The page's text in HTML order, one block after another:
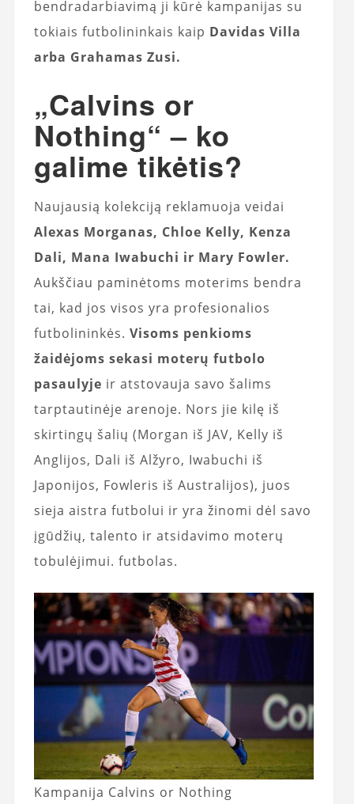
bendradarbiavimą ji kūrė kampanijas su
tokiais futbolininkais kaip Davidas Villa
arba Grahamas Zusi.
„Calvins or
Nothing“ – ko
galime tikėtis?
Naujausią kolekciją reklamuoja veidai
Alexas Morganas, Chloe Kelly, Kenza
Dali, Mana Iwabuchi ir Mary Fowler.
Aukščiau paminėtoms moterims bendra
tai, kad jos visos yra profesionalios
futbolininkės. Visoms penkioms
žaidėjoms sekasi moterų futbolo
pasaulyje ir atstovauja savo šalims
tarptautinėje arenoje. Nors jie kilę iš
skirtingų šalių (Morgan iš JAV, Kelly iš
Anglijos, Dali iš Alžyro, Iwabuchi iš
Japonijos, Fowleris iš Australijos), juos
sieja aistra futbolui ir yra žinomi dėl savo
įgūdžių, talento ir atsidavimo moterų
tobulėjimui. futbolas.
Kampanija Calvins or Nothing